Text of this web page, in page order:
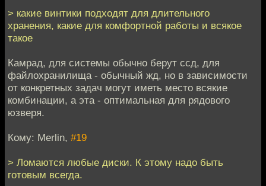
> какие винтики подходят для длительного
хранения, какие для комфортной работы и всякое
такое
Камрад, для системы обычно берут ссд, для
файлохранилища - обычный жд, но в зависимости
от конкретных задач могут иметь место всякие
комбинации, а эта - оптимальная для рядового
юзверя.
Кому: Merlin, #19
> Ломаются любые диски. К этому надо быть
готовым всегда.